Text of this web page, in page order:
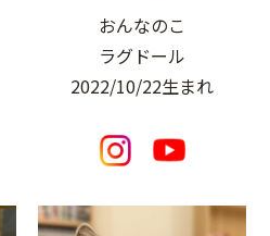
おんなのこ
ラグドール
2022/10/22生まれ